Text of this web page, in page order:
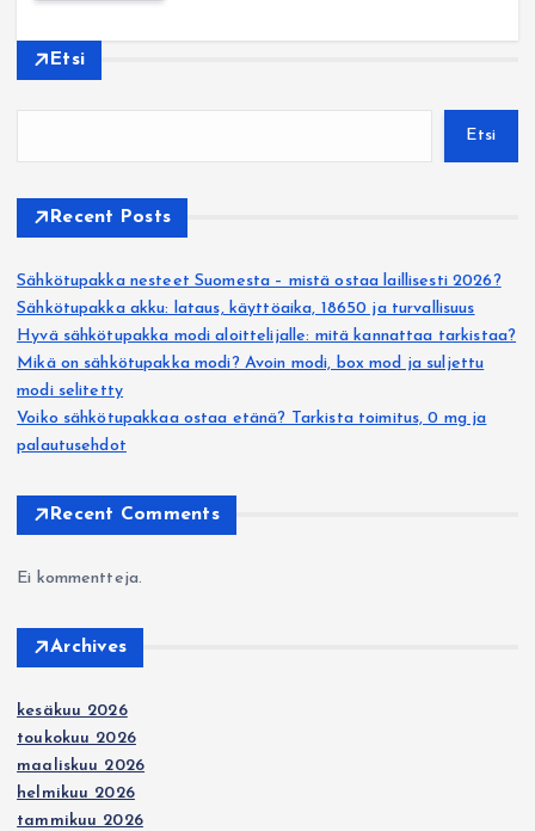
Etsi
Etsi
Recent Posts
Sähkötupakka nesteet Suomesta – mistä ostaa laillisesti 2026?
Sähkötupakka akku: lataus, käyttöaika, 18650 ja turvallisuus
Hyvä sähkötupakka modi aloittelijalle: mitä kannattaa tarkistaa?
Mikä on sähkötupakka modi? Avoin modi, box mod ja suljettu
modi selitetty
Voiko sähkötupakkaa ostaa etänä? Tarkista toimitus, 0 mg ja
palautusehdot
Recent Comments
Ei kommentteja.
Archives
kesäkuu 2026
toukokuu 2026
maaliskuu 2026
helmikuu 2026
tammikuu 2026